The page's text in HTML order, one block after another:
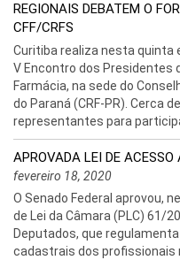
REGIONAIS DEBATEM O
CFF/CRFS
Curitiba realiza nesta quinta
V Encontro dos Presidentes
Farmácia, na sede do
do Paraná (CRF-PR). Cerca
representantes para
APROVADA LEI DE
fevereiro 18, 2020
O Senado Federal aprovou,
de Lei da Câmara (PLC) 61/
Deputados, que
cadastrais dos